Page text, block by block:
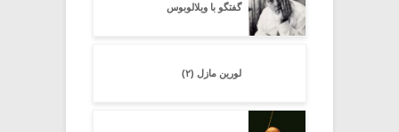
گفتگو با ویلالوبوس
لورین مازل (۲)